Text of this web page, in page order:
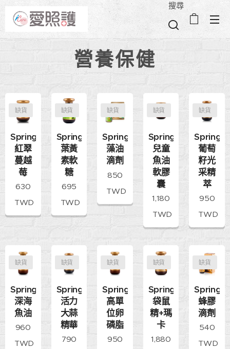
搜尋
營養保健
SpringLeaf
紅翠
蔓越
莓
缺貨
630
TWD
SpringLeaf
葉黃
素軟
糖
缺貨
695
TWD
SpringLeaf
藻油
滴劑
缺貨
850
TWD
SpringLeaf
兒童
魚油
軟膠
囊
缺貨
1,180
TWD
葡萄
籽光
采精
萃
缺貨
950
TWD
SpringLeaf
深海
魚油
缺貨
960
TWD
SpringLeaf
活力
大蒜
精華
缺貨
790
SpringLeaf
高單
位卵
磷脂
缺貨
950
SpringLeaf
袋鼠
精+瑪
卡
缺貨
1,880
蜂膠
滴劑
缺貨
540
TWD